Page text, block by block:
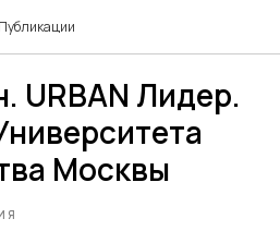
Публикации
URBAN Лидер.
Москвы